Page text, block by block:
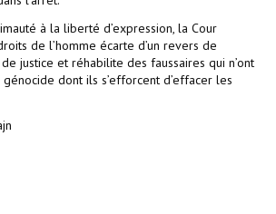
à la liberté d’expression, la Cour
de l’homme écarte d’un revers de
justice et réhabilite des faussaires qui n’ont
dont ils s’efforcent d’effacer les